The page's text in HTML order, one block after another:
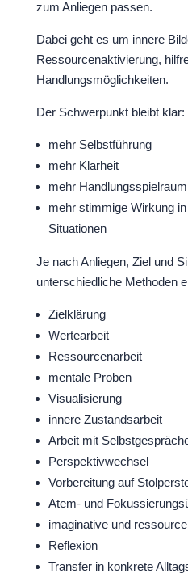
zum Anliegen passen.
Dabei geht es um innere
Ressourcenaktivierung,
Handlungsmöglichkeiten.
Der Schwerpunkt bleibt klar:
mehr Selbstführung
mehr Klarheit
mehr Handlungsspielraum
mehr stimmige Wirkung
Situationen
Je nach Anliegen, Ziel und
unterschiedliche Methoden
Zielklärung
Wertearbeit
Ressourcenarbeit
mentale Proben
Visualisierung
innere Zustandsarbeit
Arbeit mit
Perspektivwechsel
Vorbereitung auf
Atem- und
imaginative und
Reflexion
Transfer in konkrete